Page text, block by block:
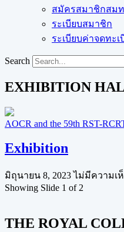
สมัครสมาชิกสม
ระเบียบสมาชิก
ระเบียบค่าจดทะ
Search
EXHIBITION
AOCR and the 59th RST-
Exhibition
มิถุนายน 8, 2023ไม่มีความเ
Showing Slide 1 of 2
THE ROYAL